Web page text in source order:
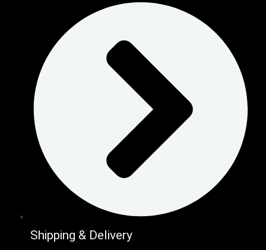
Shipping & Delivery